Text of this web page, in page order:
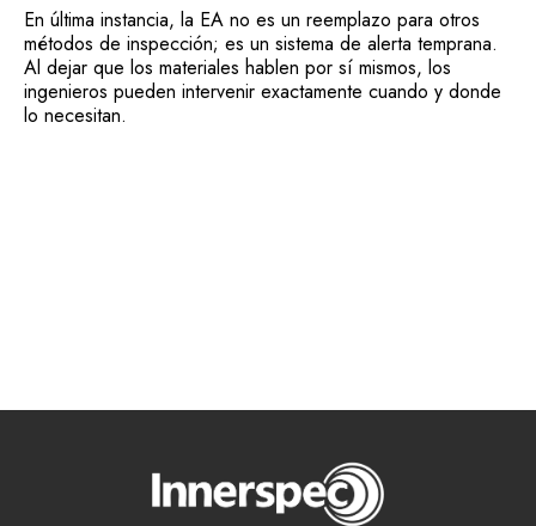
En última instancia, la EA no es un reemplazo para otros
métodos de inspección; es un sistema de alerta temprana.
Al dejar que los materiales hablen por sí mismos, los
ingenieros pueden intervenir exactamente cuando y donde
lo necesitan.